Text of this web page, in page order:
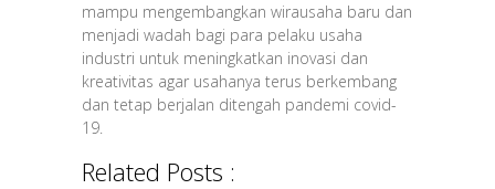
mampu mengembangkan wirausaha baru dan
menjadi wadah bagi para pelaku usaha
industri untuk meningkatkan inovasi dan
kreativitas agar usahanya terus berkembang
dan tetap berjalan ditengah pandemi covid-
19.
Related Posts :